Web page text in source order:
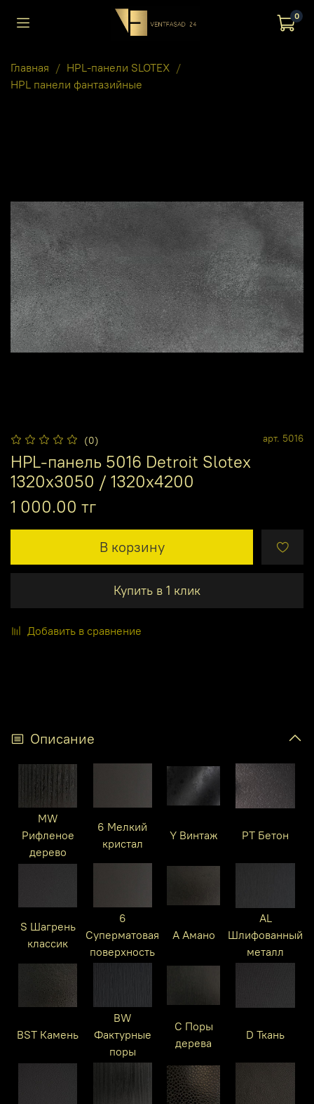
0
Главная
HPL-панели SLOTEX
HPL панели фантазийные
(0) арт. 5016
HPL-панель 5016 Detroit Slotex
1320х3050 / 1320х4200
1 000.00 тг
В корзину
Купить в 1 клик
Добавить в сравнение
Описание
MW
Рифленое
дерево
6 Мелкий
кристал
Y Винтаж PT Бетон
S Шагрень
классик
6
Суперматовая
поверхность
A Амано
AL
Шлифованный
металл
BST Камень
BW
Фактурные
поры
C Поры
дерева
D Ткань